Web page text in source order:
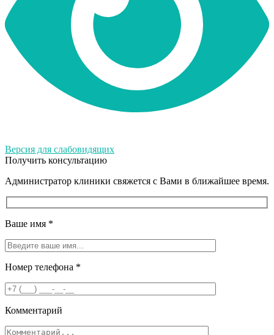
Версия для слабовидящих
Получить консультацию
Администратор клиники свяжется с Вами в ближайшее время.
Ваше имя *
Номер телефона *
Комментарий